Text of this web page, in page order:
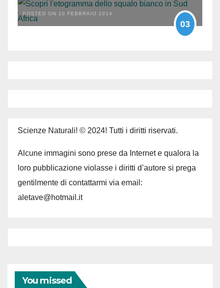
POSTED ON 10 FEBBRAIO 2014
03
Scienze Naturali! © 2024! Tutti i diritti riservati.
Alcune immagini sono prese da Internet e qualora la
loro pubblicazione violasse i diritti d’autore si prega
gentilmente di contattarmi via email:
aletave@hotmail.it
You missed